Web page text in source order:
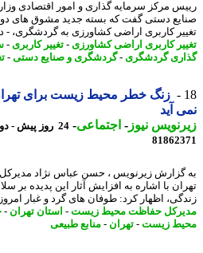
مرکز سرمایه گذاری و امور اقتصادی وزارت
دستی گفت که بسته جدید مشوق های دولت
کاربری اراضی کشاورزی به گردشگری، - در
کاربری اراضی کشاورزی- تغییر کاربری -
گردشگری- گردشگری و صنایع دستی-
زنگ خطر محیط زیست برای تهران؛
آید
نیوز-اجتماعی-24 روز پیش - دوشنبه 22 تیر 1405، 17:38
زیرنویس ، حسن عباس نژاد مدیرکل
با اشاره به افزایش آثار این پدیده بر
اظهار کرد: طوفان های گرد و غبار امروز ...
حفاظت محیط زیست-استان تهران-
زیست-تهران- منابع طبیعی